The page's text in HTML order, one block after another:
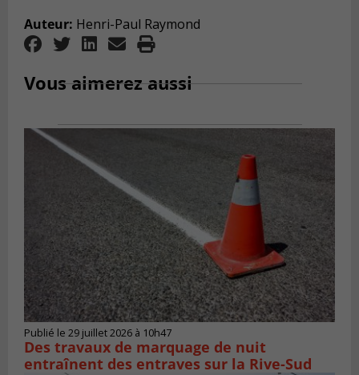
Auteur: Henri-Paul Raymond
Vous aimerez aussi
Publié le 29 juillet 2026 à 10h47
Des travaux de marquage de nuit
entraînent des entraves sur la Rive-Sud